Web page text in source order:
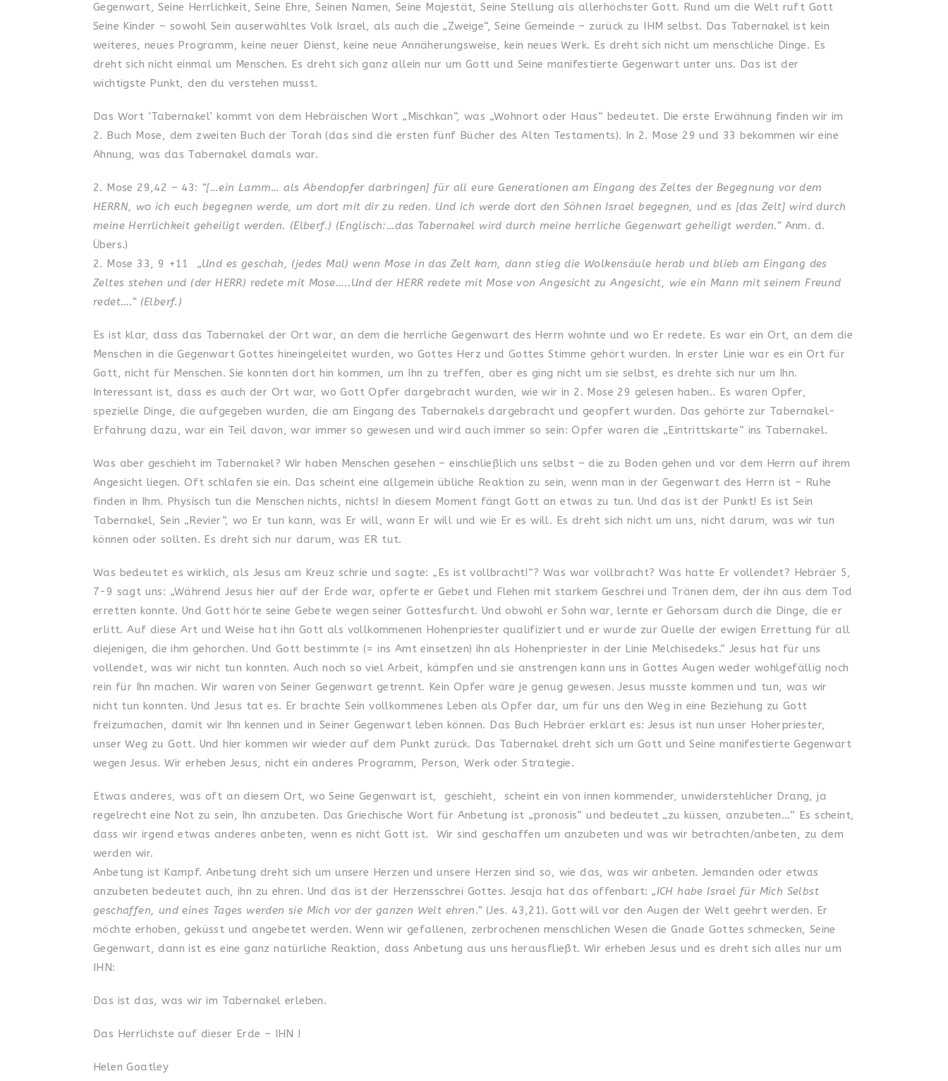
Gegenwart, Seine Herrlichkeit, Seine Ehre, Seinen Namen, Seine Majestät, Seine Stellung als allerhöchster Gott. Rund um die Welt ruft Gott
Seine Kinder – sowohl Sein auserwähltes Volk Israel, als auch die „Zweige“, Seine Gemeinde – zurück zu IHM selbst. Das Tabernakel ist kein
weiteres, neues Programm, keine neuer Dienst, keine neue Annäherungsweise, kein neues Werk. Es dreht sich nicht um menschliche Dinge. Es
dreht sich nicht einmal um Menschen. Es dreht sich ganz allein nur um Gott und Seine manifestierte Gegenwart unter uns. Das ist der
wichtigste Punkt, den du verstehen musst.
Das Wort ‘Tabernakel’ kommt von dem Hebräischen Wort „Mischkan“, was „Wohnort oder Haus“ bedeutet. Die erste Erwähnung finden wir im
2. Buch Mose, dem zweiten Buch der Torah (das sind die ersten fünf Bücher des Alten Testaments). In 2. Mose 29 und 33 bekommen wir eine
Ahnung, was das Tabernakel damals war.
2. Mose 29,42 – 43: “[…ein Lamm… als Abendopfer darbringen] für all eure Generationen am Eingang des Zeltes der Begegnung vor dem
HERRN, wo ich euch begegnen werde, um dort mit dir zu reden. Und ich werde dort den Söhnen Israel begegnen, und es [das Zelt] wird durch
meine Herrlichkeit geheiligt werden. (Elberf.) (Englisch:…das Tabernakel wird durch meine herrliche Gegenwart geheiligt werden.“Anm. d.
Übers.)
2. Mose 33, 9 +11 „Und es geschah, (jedes Mal) wenn Mose in das Zelt kam, dann stieg die Wolkensäule herab und blieb am Eingang des
Zeltes stehen und (der HERR) redete mit Mose…..Und der HERR redete mit Mose von Angesicht zu Angesicht, wie ein Mann mit seinem Freund
redet….“ (Elberf.)
Es ist klar, dass das Tabernakel der Ort war, an dem die herrliche Gegenwart des Herrn wohnte und wo Er redete. Es war ein Ort, an dem die
Menschen in die Gegenwart Gottes hineingeleitet wurden, wo Gottes Herz und Gottes Stimme gehört wurden. In erster Linie war es ein Ort für
Gott, nicht für Menschen. Sie konnten dort hin kommen, um Ihn zu treffen, aber es ging nicht um sie selbst, es drehte sich nur um Ihn.
Interessant ist, dass es auch der Ort war, wo Gott Opfer dargebracht wurden, wie wir in 2. Mose 29 gelesen haben.. Es waren Opfer,
spezielle Dinge, die aufgegeben wurden, die am Eingang des Tabernakels dargebracht und geopfert wurden. Das gehörte zur Tabernakel-
Erfahrung dazu, war ein Teil davon, war immer so gewesen und wird auch immer so sein: Opfer waren die „Eintrittskarte“ ins Tabernakel.
Was aber geschieht im Tabernakel? Wir haben Menschen gesehen – einschließlich uns selbst – die zu Boden gehen und vor dem Herrn auf ihrem
Angesicht liegen. Oft schlafen sie ein. Das scheint eine allgemein übliche Reaktion zu sein, wenn man in der Gegenwart des Herrn ist – Ruhe
finden in Ihm. Physisch tun die Menschen nichts, nichts! In diesem Moment fängt Gott an etwas zu tun. Und das ist der Punkt! Es ist Sein
Tabernakel, Sein „Revier“, wo Er tun kann, was Er will, wann Er will und wie Er es will. Es dreht sich nicht um uns, nicht darum, was wir tun
können oder sollten. Es dreht sich nur darum, was ER tut.
Was bedeutet es wirklich, als Jesus am Kreuz schrie und sagte: „Es ist vollbracht!“? Was war vollbracht? Was hatte Er vollendet? Hebräer 5,
7-9 sagt uns: „Während Jesus hier auf der Erde war, opferte er Gebet und Flehen mit starkem Geschrei und Tränen dem, der ihn aus dem Tod
erretten konnte. Und Gott hörte seine Gebete wegen seiner Gottesfurcht. Und obwohl er Sohn war, lernte er Gehorsam durch die Dinge, die er
erlitt. Auf diese Art und Weise hat ihn Gott als vollkommenen Hohenpriester qualifiziert und er wurde zur Quelle der ewigen Errettung für all
diejenigen, die ihm gehorchen. Und Gott bestimmte (= ins Amt einsetzen) ihn als Hohenpriester in der Linie Melchisedeks.“ Jesus hat für uns
vollendet, was wir nicht tun konnten. Auch noch so viel Arbeit, kämpfen und sie anstrengen kann uns in Gottes Augen weder wohlgefällig noch
rein für Ihn machen. Wir waren von Seiner Gegenwart getrennt. Kein Opfer wäre je genug gewesen. Jesus musste kommen und tun, was wir
nicht tun konnten. Und Jesus tat es. Er brachte Sein vollkommenes Leben als Opfer dar, um für uns den Weg in eine Beziehung zu Gott
freizumachen, damit wir Ihn kennen und in Seiner Gegenwart leben können. Das Buch Hebräer erklärt es: Jesus ist nun unser Hoherpriester,
unser Weg zu Gott. Und hier kommen wir wieder auf dem Punkt zurück. Das Tabernakel dreht sich um Gott und Seine manifestierte Gegenwart
wegen Jesus. Wir erheben Jesus, nicht ein anderes Programm, Person, Werk oder Strategie.
Etwas anderes, was oft an diesem Ort, wo Seine Gegenwart ist, geschieht, scheint ein von innen kommender, unwiderstehlicher Drang, ja
regelrecht eine Not zu sein, Ihn anzubeten. Das Griechische Wort für Anbetung ist „pronosis“ und bedeutet „zu küssen, anzubeten…“ Es scheint,
dass wir irgend etwas anderes anbeten, wenn es nicht Gott ist. Wir sind geschaffen um anzubeten und was wir betrachten/anbeten, zu dem
werden wir.
Anbetung ist Kampf. Anbetung dreht sich um unsere Herzen und unsere Herzen sind so, wie das, was wir anbeten. Jemanden oder etwas
anzubeten bedeutet auch, ihn zu ehren. Und das ist der Herzensschrei Gottes. Jesaja hat das offenbart:„ICH habe Israel für Mich Selbst
geschaffen, und eines Tages werden sie Mich vor der ganzen Welt ehren.“(Jes. 43,21). Gott will vor den Augen der Welt geehrt werden. Er
möchte erhoben, geküsst und angebetet werden. Wenn wir gefallenen, zerbrochenen menschlichen Wesen die Gnade Gottes schmecken, Seine
Gegenwart, dann ist es eine ganz natürliche Reaktion, dass Anbetung aus uns herausfließt. Wir erheben Jesus und es dreht sich alles nur um
IHN:
Das ist das, was wir im Tabernakel erleben.
Das Herrlichste auf dieser Erde – IHN !
Helen Goatley